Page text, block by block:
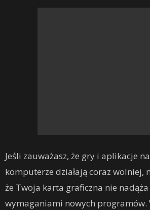
Jeśli zauważasz, że gry i aplikacje
komputerze działają coraz wolniej,
że Twoja karta graficzna nie nadąża
wymaganiami nowych programów.